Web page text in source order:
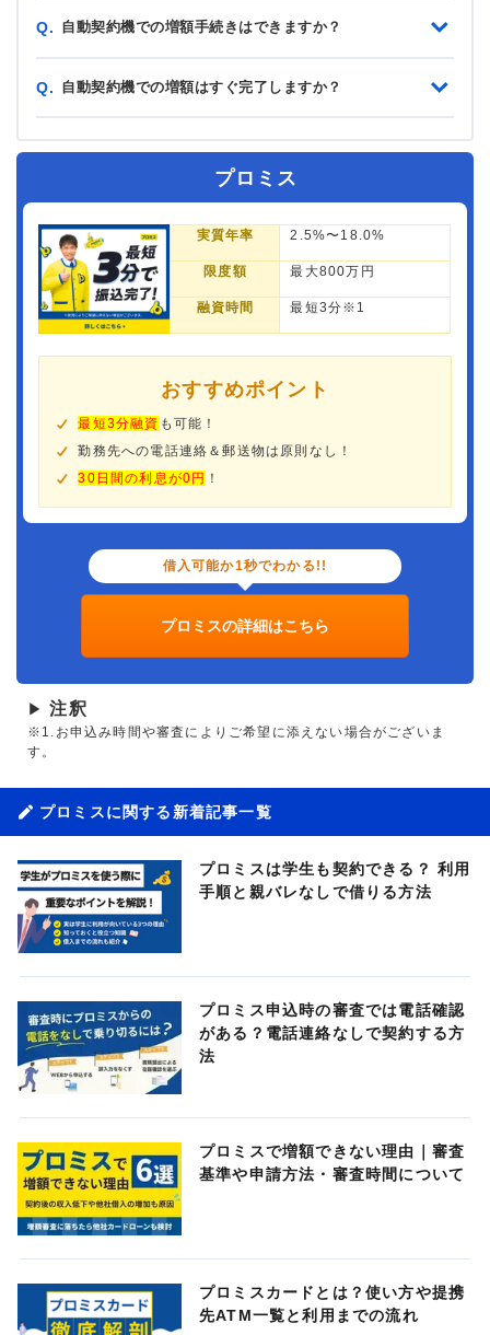
Q. 自動契約機での増額手続きはできますか？
Q. 自動契約機での増額はすぐ完了しますか？
プロミス
実質年率 2.5%〜18.0%
限度額 最大800万円
融資時間 最短3分※1
おすすめポイント
最短3分融資 も可能！
勤務先への電話連絡＆郵送物は原則なし！
30日間の利息が0円 ！
借入可能か1秒でわかる!!
プロミスの詳細はこちら
▶ 注釈
※1.お申込み時間や審査によりご希望に添えない場合がございま
す。
プロミスに関する新着記事一覧
プロミスは学生も契約できる？ 利用
手順と親バレなしで借りる方法
プロミス申込時の審査では電話確認
がある？電話連絡なしで契約する方
法
プロミスで増額できない理由｜審査
基準や申請方法・審査時間について
プロミスカードとは？使い方や提携
先ATM一覧と利用までの流れ